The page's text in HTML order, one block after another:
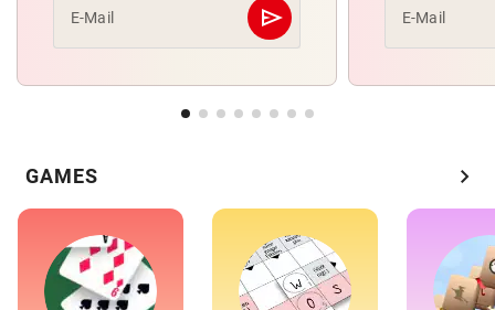
E-Mail send
Abschicken E-Mail
GAMES chevron_right